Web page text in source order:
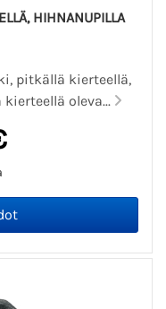
HIHNANUPILLA
pitkällä kierteellä,
oleva...